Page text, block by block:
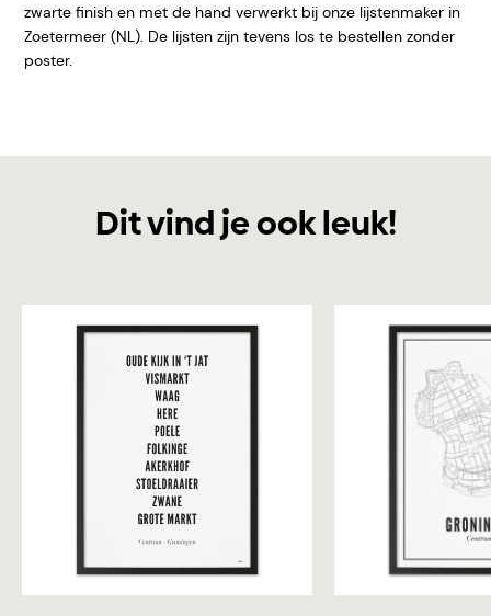
zwarte finish en met de hand verwerkt bij onze lijstenmaker in
Zoetermeer (NL). De lijsten zijn tevens los te bestellen zonder
poster.
Dit vind je ook leuk!